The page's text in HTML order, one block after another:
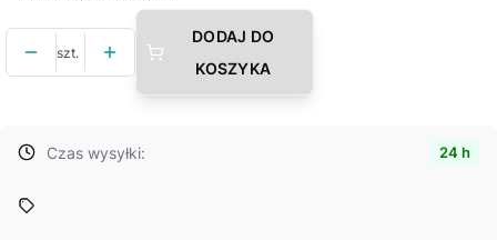
szt.
DODAJ DO
KOSZYKA
Czas wysyłki: 24 h